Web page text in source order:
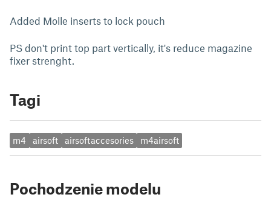
Added Molle inserts to lock pouch
PS don't print top part vertically, it's reduce magazine
fixer strenght.
Tagi
m4 airsoft airsoftaccesories m4airsoft
Pochodzenie modelu